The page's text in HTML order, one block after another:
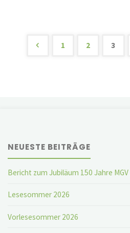
ruhige1 2 3
NEUESTE BEITRÄGE
Bericht zum Jubiläum 150 Jahre
Lesesommer 2026
Vorlesesommer 2026